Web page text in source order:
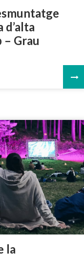
d’alta
– Grau
la